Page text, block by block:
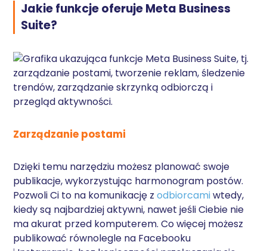
Jakie funkcje oferuje Meta Business
Suite?
Zarządzanie postami
Dzięki temu narzędziu możesz planować swoje
publikacje, wykorzystując harmonogram postów.
Pozwoli Ci to na komunikację zodbiorcamiwtedy,
kiedy są najbardziej aktywni, nawet jeśli Ciebie nie
ma akurat przed komputerem. Co więcej możesz
publikować równolegle na Facebooku